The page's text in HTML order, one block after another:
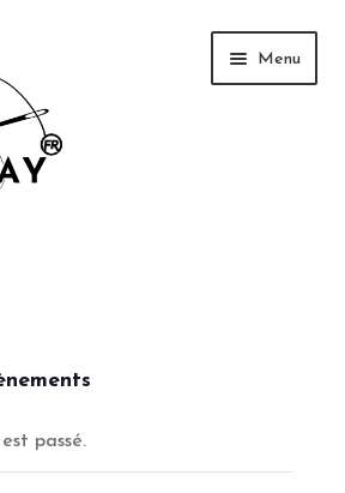
Menu
passé.